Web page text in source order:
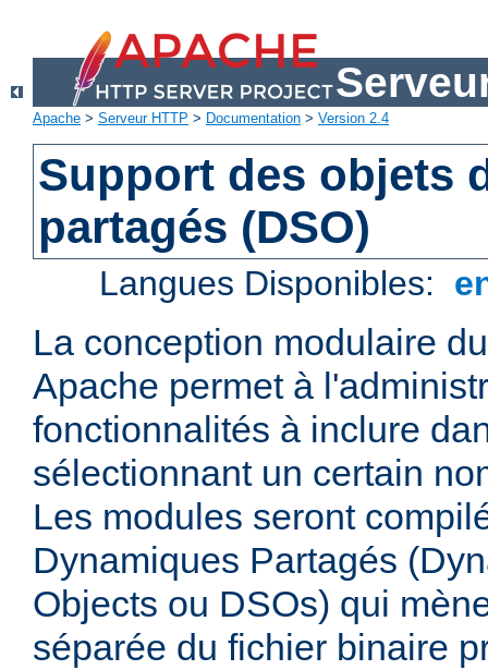
Apache > Serveur HTTP > Documentation > Version 2.4
Support des objets
partagés (DSO)
Langues Disponibles:
La conception modulaire
Apache permet à
fonctionnalités à inclure
sélectionnant un certain
Les modules seront
Dynamiques Partagés
Objects ou DSOs) qui
séparée du fichier binaire